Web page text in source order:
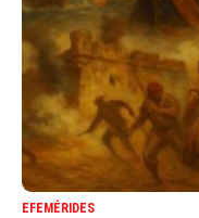
EFEMÉRIDES